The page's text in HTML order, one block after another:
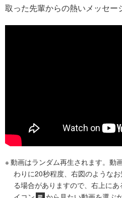
取った先輩からの熱いメッセー
動画はランダム再生されます。動
わりに20秒程度、右図のような
る場合がありますので、右上に